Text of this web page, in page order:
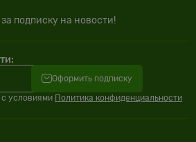
подписку на новости!
Оформить подписку
с условиями Политика конфиденциальности